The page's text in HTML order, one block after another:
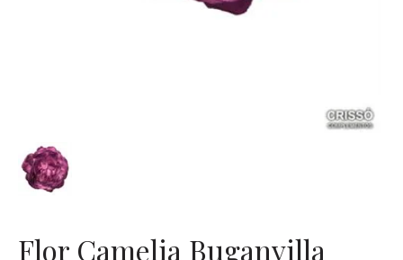
Flor Camelia Buganvilla